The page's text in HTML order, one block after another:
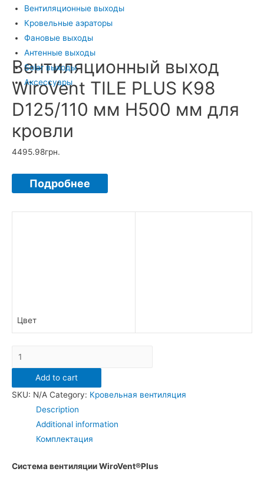
Вентиляционные выходы
Кровельные аэраторы
Фановые выходы
Антенные выходы
Solar выходы
Аксессуары
Вентиляционный выход
WiroVent TILE PLUS K98
D125/110 мм H500 мм для
кровли
4495.98грн.
Подробнее
Цвет
Вентиляционный
выход
WiroVent
TILE
D125/110
H500
Add to cart
SKU: N/A Category: Кровельная вентиляция
Description
Additional information
Комплектация
Система вентиляции WiroVent®Plus